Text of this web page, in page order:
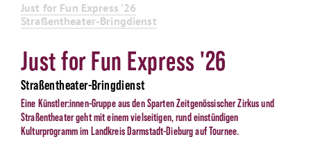
Just for Fun Express '26
Straßentheater-Bringdienst
Just for Fun Express '26
Straßentheater-Bringdienst
Eine Künstler:innen-Gruppe aus den Sparten Zeitgenössischer Zirkus und
Straßentheater geht mit einem vielseitigen, rund einstündigen
Kulturprogramm im Landkreis Darmstadt-Dieburg auf Tournee.